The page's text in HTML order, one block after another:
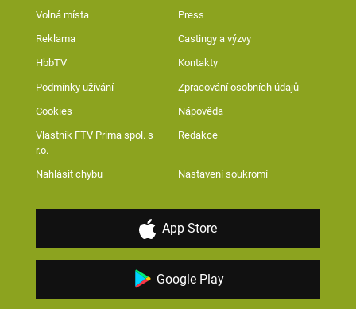
Volná místa Press
Reklama Castingy a výzvy
HbbTV Kontakty
Podmínky užívání Zpracování osobních údajů
Cookies Nápověda
Vlastník FTV Prima spol. s
r.o.
Redakce
Nahlásit chybu Nastavení soukromí
App Store
Google Play